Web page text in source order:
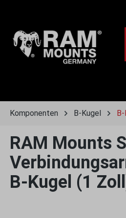
Komponenten B-Kugel
RAM Mounts
B-Kugel (1